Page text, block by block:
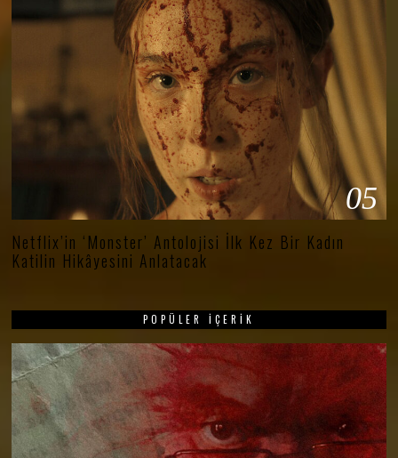
05
Netflix’in ‘Monster’ Antolojisi İlk Kez Bir Kadın
Katilin Hikâyesini Anlatacak
POPÜLER İÇERIK